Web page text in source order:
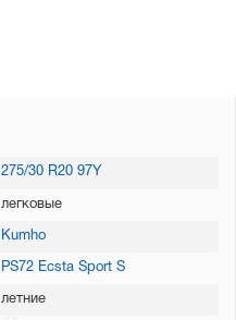
275/30 R20 97Y
легковые
Kumho
PS72 Ecsta Sport S
летние